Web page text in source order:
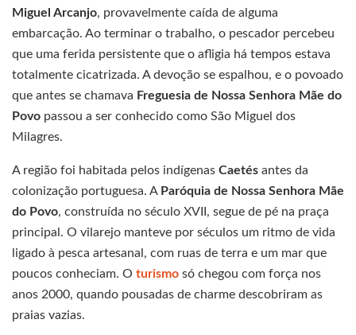
Miguel Arcanjo, provavelmente caída de alguma
embarcação. Ao terminar o trabalho, o pescador percebeu
que uma ferida persistente que o afligia há tempos estava
totalmente cicatrizada. A devoção se espalhou, e o povoado
que antes se chamava Freguesia de Nossa Senhora Mãe do
Povo passou a ser conhecido como São Miguel dos
Milagres.
A região foi habitada pelos indígenas Caetés antes da
colonização portuguesa. A Paróquia de Nossa Senhora Mãe
do Povo, construída no século XVII, segue de pé na praça
principal. O vilarejo manteve por séculos um ritmo de vida
ligado à pesca artesanal, com ruas de terra e um mar que
poucos conheciam. O turismo só chegou com força nos
anos 2000, quando pousadas de charme descobriram as
praias vazias.